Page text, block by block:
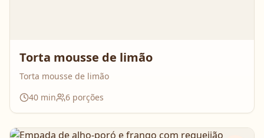
Torta mousse de limão
Torta mousse de limão
40 min 6 porções